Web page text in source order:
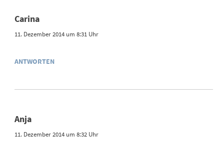
Carina
11. Dezember 2014 um 8:31 Uhr
ANTWORTEN
Anja
11. Dezember 2014 um 8:32 Uhr